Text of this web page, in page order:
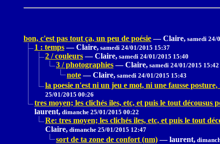
bon, c'est pas tout ça, un peu de poésie — Claire, samedi 24/
1 : temps — Claire, samedi 24/01/2015 15:37
2 / couleurs — Claire, samedi 24/01/2015 15:40
3 / photographies — Claire, samedi 24/01/2015 15:42
note — Claire, samedi 24/01/2015 15:43
la poesie n'est ni un jeu e mot, ni une fausse
25/01/2015 00:26
tres moyen; les clichés iles, etc, et puis le tout
laurent, dimanche 25/01/2015 00:22
Re: tres moyen; les clichés iles, etc, et puis le tout
Claire, dimanche 25/01/2015 12:47
sort de ta zone de confort (nm) — laurent,